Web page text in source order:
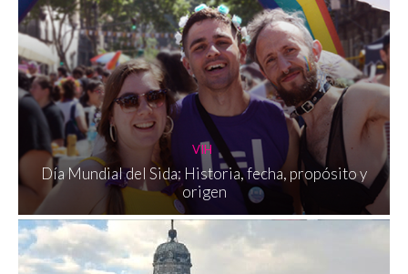
VIH
Día Mundial del Sida: Historia, fecha, propósito y
origen